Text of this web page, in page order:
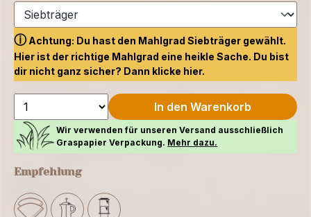
ⓘAchtung: Du hast den Mahlgrad Siebträger gewählt.
Hier ist der richtige Mahlgrad eine heikle Sache. Du bist
dir nicht ganz sicher? Dann klicke hier.
In den Warenkorb
Wir verwenden für unseren Versand ausschließlich
Graspapier Verpackung. Mehr dazu.
Empfehlung